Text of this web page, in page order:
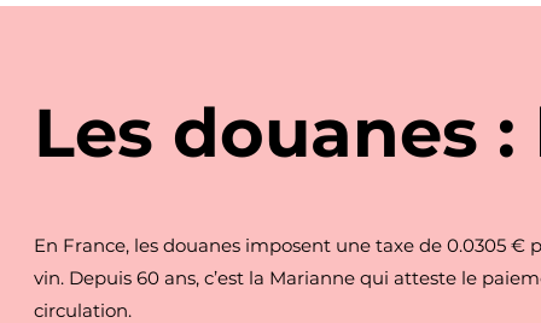
Les douanes
En France, les douanes imposent une taxe de 0.0305 €
vin. Depuis 60 ans, c’est la Marianne qui atteste le
circulation.